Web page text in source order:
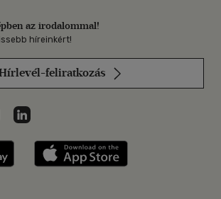
az irodalommal!
híreinkért!
feliratkozás
on
az Instagramon
Libri a LinkedInen
Libri applikáció Szerezd meg: Google